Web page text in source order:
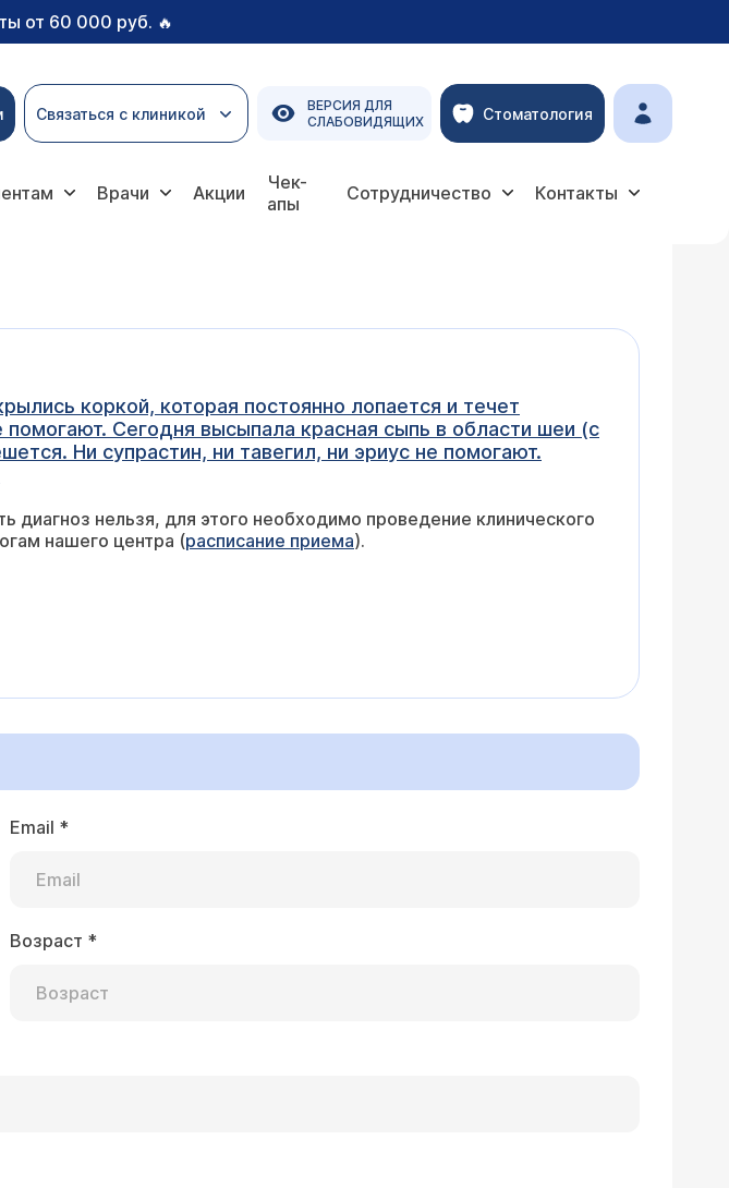
от 60 000 руб. 🔥
Связаться с клиникой
ВЕРСИЯ ДЛЯ
СЛАБОВИДЯЩИХ
Стоматология
Врачи Акции
Чек-
апы
Сотрудничество Контакты
коркой, которая постоянно лопается и течет
Сегодня высыпала красная сыпь в области шеи (с
Ни супрастин, ни тавегил, ни эриус не помогают.
нельзя, для этого необходимо проведение клинического
нашего центра (расписание приема).
Email *
Возраст *